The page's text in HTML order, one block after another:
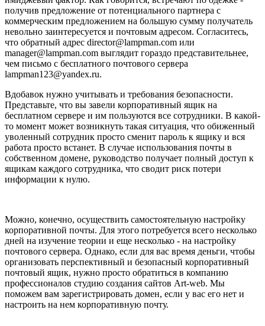
получив предложение от потенциального партнера с
коммерческим предложением на большую сумму получатель
невольно заинтересуется и почтовым адресом. Согласитесь,
что обратный адрес director@lampman.com или
manager@lampman.com выглядит гораздо представительнее,
чем письмо с бесплатного почтового сервера
lampman123@yandex.ru.
Вдобавок нужно учитывать и требования безопасности.
Представьте, что вы завели корпоративный ящик на
бесплатном сервере и им пользуются все сотрудники. В какой-
то момент может возникнуть такая ситуация, что обиженный
уволенный сотрудник просто сменит пароль к ящику и вся
работа просто встанет. В случае использования почты в
собственном домене, руководство получает полный доступ к
ящикам каждого сотрудника, что сводит риск потери
информации к нулю.
Можно, конечно, осуществить самостоятельную настройку
корпоративной почты. Для этого потребуется всего несколько
дней на изучение теории и еще несколько - на настройку
почтового сервера. Однако, если для вас время деньги, чтобы
организовать перспективный и безопасный корпоративный
почтовый ящик, нужно просто обратиться в компанию
профессионалов студию создания сайтов Аrt-web. Мы
поможем вам зарегистрировать домен, если у вас его нет и
настроить на нем корпоративную почту.